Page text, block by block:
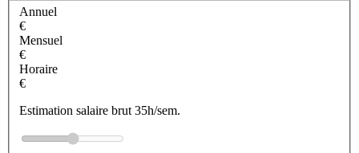
Annuel
€
Mensuel
€
Horaire
€
Estimation salaire brut 35h/sem.